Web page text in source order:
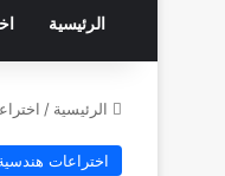
الرئيسية
الرئيسية /
اختراعات